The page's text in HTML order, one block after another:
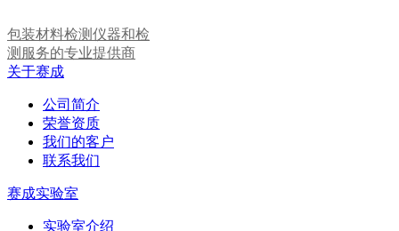
包装材料检测仪器和检
测服务的专业提供商
关于赛成
公司简介
荣誉资质
我们的客户
联系我们
赛成实验室
实验室介绍